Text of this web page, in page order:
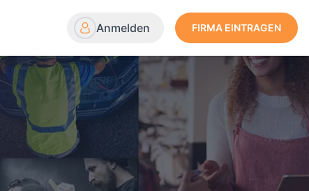
Anmelden FIRMA EINTRAGEN